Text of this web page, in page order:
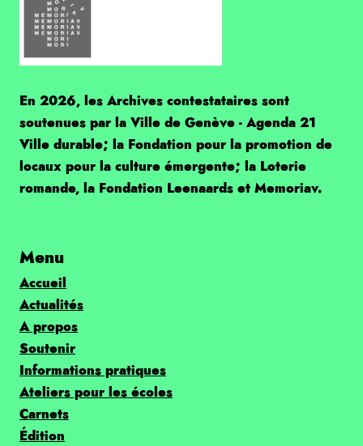
En 2026, les Archives contestataires sont
soutenues par la Ville de Genève - Agenda 21
Ville durable; la Fondation pour la promotion de
locaux pour la culture émergente; la Loterie
romande, la Fondation Leenaards et Memoriav.
Menu
Accueil
Actualités
A propos
Soutenir
Informations pratiques
Ateliers pour les écoles
Carnets
Édition